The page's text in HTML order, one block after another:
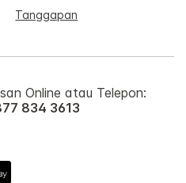
Tanggapan
Online atau Telepon:
834 3613